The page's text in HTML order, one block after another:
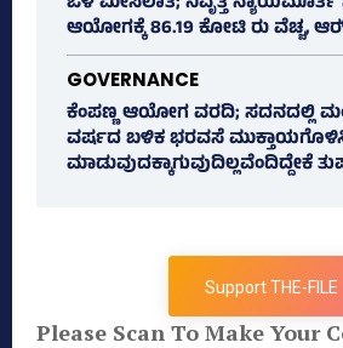
ಆಯೋಗಕ್ಕೆ 86.19 ಕೋಟಿ ರು ವೆಚ್ಚ,
GOVERNANCE
ಕೆಂಪಣ್ಣ ಆಯೋಗ ವರದಿ; ಸದನದಲ್ಲಿ
ವರ್ಷದ ಬಳಿಕ ಭರವಸೆ
ಮಾಡುವುದಕ್ಕಾಗುವುದಿಲ್ಲವೆಂದಿದ್ದೇಕೆ
Support THE-FILE
Please Scan To Make Your